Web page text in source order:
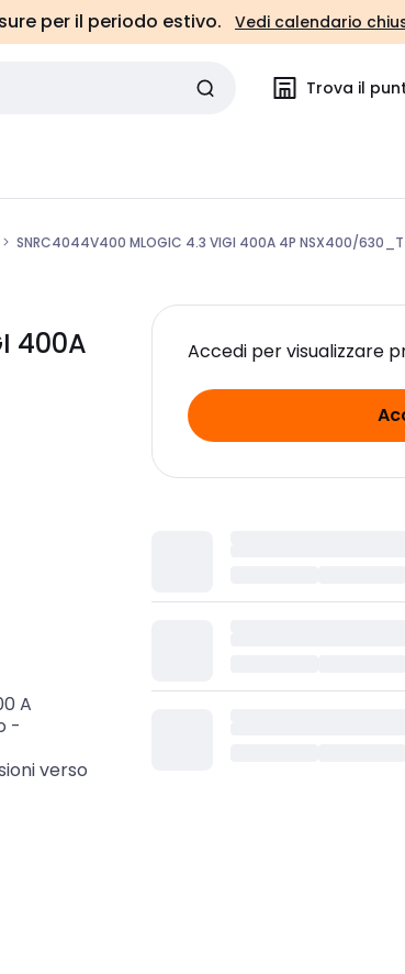
per il periodo estivo. Vedi calendario
Trova il
SNRC4044V400 MLOGIC 4.3 VIGI 400A 4P NSX400/630_T
400A
Accedi per visualizzare
A
-
verso